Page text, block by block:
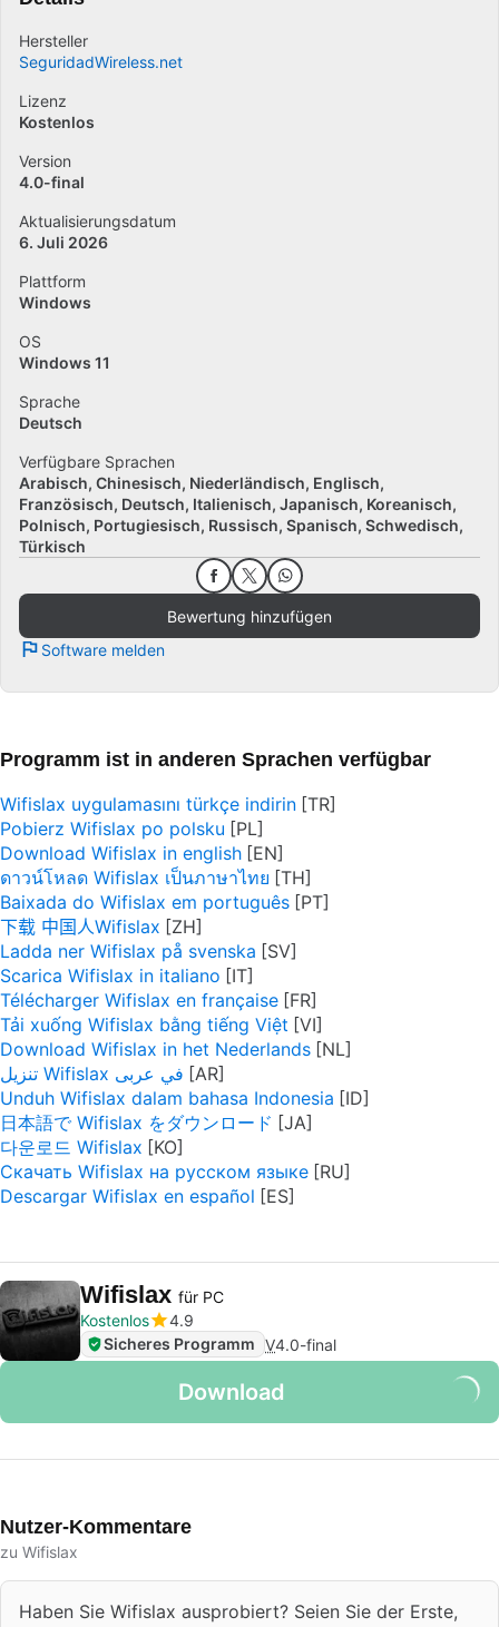
Hersteller
SeguridadWireless.net
Lizenz
Kostenlos
Version
4.0-final
Aktualisierungsdatum
6. Juli 2026
Plattform
Windows
OS
Windows 11
Sprache
Deutsch
Verfügbare Sprachen
Arabisch Chinesisch Niederländisch Englisch
Französisch Deutsch Italienisch Japanisch Koreanisch
Polnisch Portugiesisch Russisch Spanisch Schwedisch
Türkisch
Bewertung hinzufügen
Software melden
Programm ist in anderen Sprachen verfügbar
Wifislax uygulamasını türkçe indirin
Pobierz Wifislax po polsku
Download Wifislax in english
ดาวน์โหลด Wifislax เป็นภาษาไทย
Baixada do Wifislax em português
下载 中国人Wifislax
Ladda ner Wifislax på svenska
Scarica Wifislax in italiano
Télécharger Wifislax en française
Tải xuống Wifislax bằng tiếng Việt
Download Wifislax in het Nederlands
تنزيل Wifislax في عربى
Unduh Wifislax dalam bahasa Indonesia
日本語で Wifislax をダウンロード
다운로드 Wifislax
Скачать Wifislax на русском языке
Descargar Wifislax en español
Wifislax für PC
Kostenlos
4.9
Sicheres Programm V4.0-final
Download
Nutzer-Kommentare
zu Wifislax
Haben Sie Wifislax ausprobiert? Seien Sie der Erste,